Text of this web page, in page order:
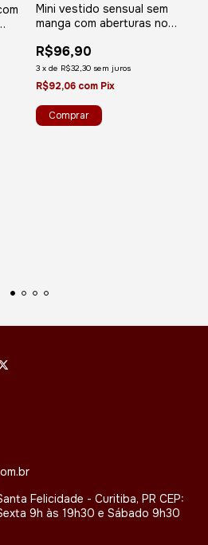
Mini vestido sensual sem
manga com aberturas no
peça - YAFFA Lingerie
R$96,90
3 x de R$32,30 sem juros
R$92,06 com Pix
Felicidade - Curitiba, PR CEP:
9h às 19h30 e Sábado 9h30